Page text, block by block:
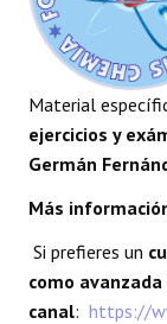
HETEROCICLOS
SÍNTESIS
Material
ejercicios y
Germán
Más
Si prefieres un
como avanzada
canal: https://